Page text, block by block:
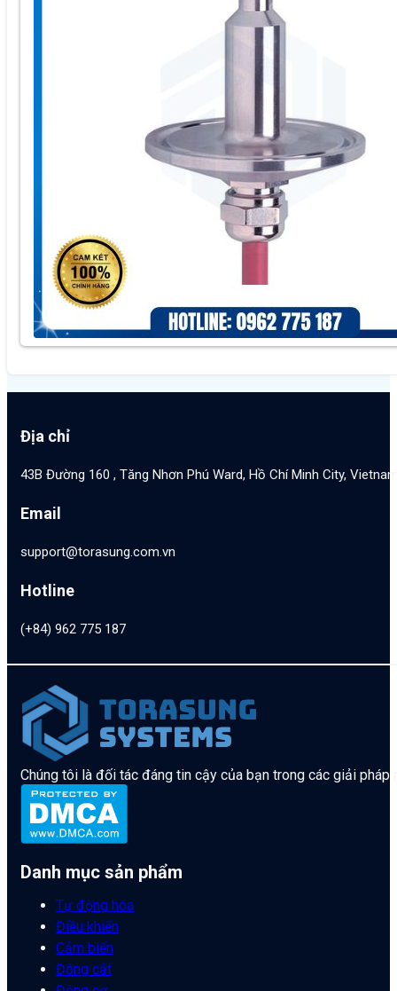
Địa chỉ
43B Đường 160 , Tăng Nhơn Phú Ward, Hồ Chí Minh City,
Email
support@torasung.com.vn
Hotline
(+84) 962 775 187
Chúng tôi là đối tác đáng tin cậy của bạn trong các giải pháp
Danh mục sản phẩm
Tự động hóa
Điều khiển
Cảm biến
Đóng cắt